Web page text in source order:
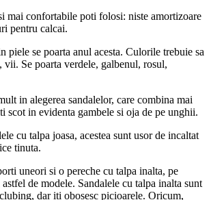
mai confortabile poti folosi: niste amortizoare
pentru calcai.
piele se poarta anul acesta. Culorile trebuie sa
vii. Se poarta verdele, galbenul, rosul,
in alegerea sandalelor, care combina mai
scot in evidenta gambele si oja de pe unghii.
cu talpa joasa, acestea sunt usor de incaltat
tinuta.
uneori si o pereche cu talpa inalta, pe
de modele. Sandalele cu talpa inalta sunt
dar iti obosesc picioarele. Oricum,